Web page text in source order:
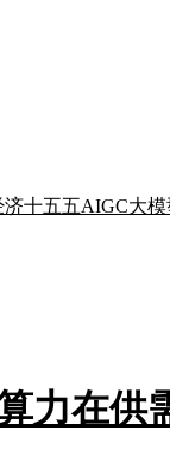
济十五五AIGC大模
力在供